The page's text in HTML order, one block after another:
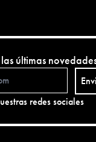
últimas
redes sociales